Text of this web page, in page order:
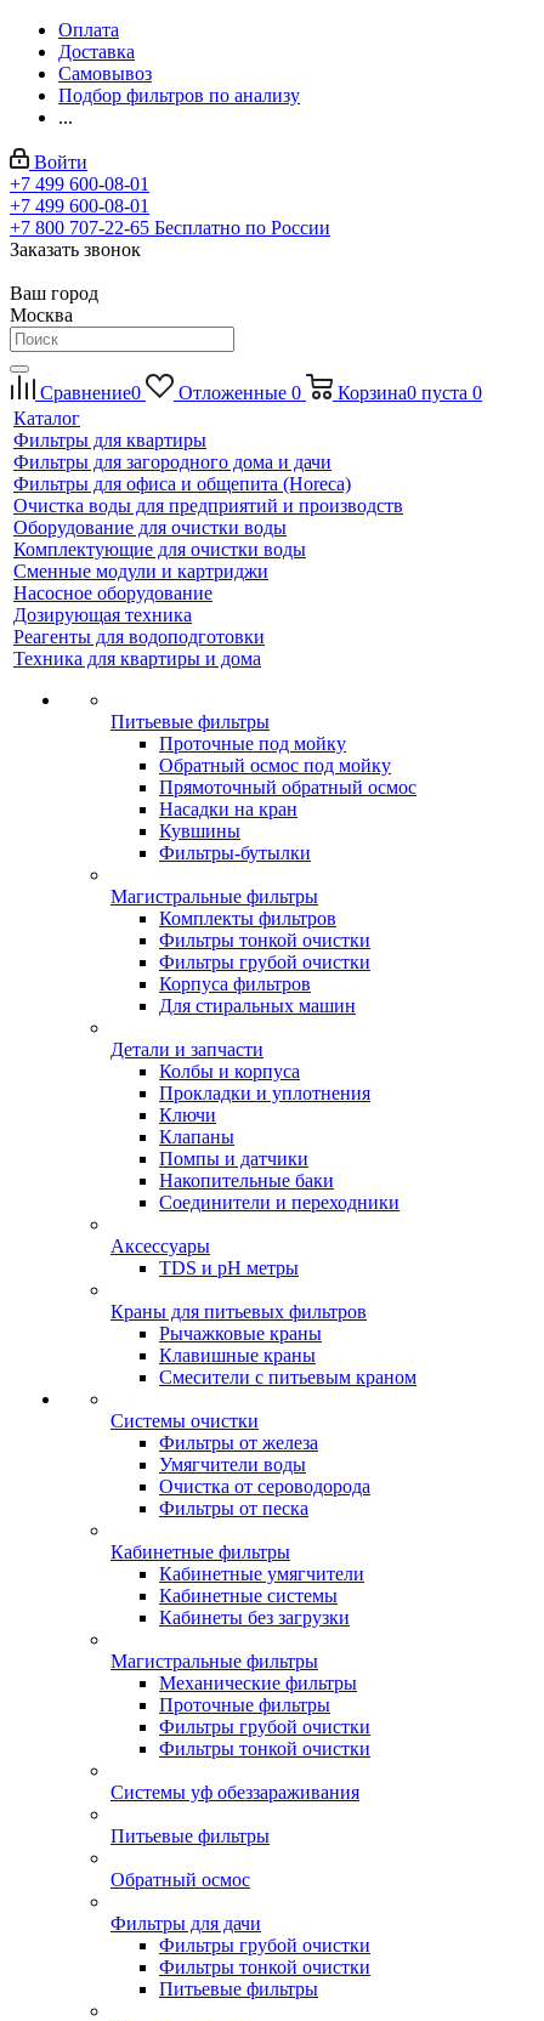
Оплата
Доставка
Самовывоз
Подбор фильтров по анализу
...
Войти
+7 499 600-08-01
+7 499 600-08-01
+7 800 707-22-65 Бесплатно по России
Заказать звонок
Ваш город
Москва
Сравнение0 Отложенные 0 Корзина0 пуста 0
Каталог
Фильтры для квартиры
Фильтры для загородного дома и дачи
Фильтры для офиса и общепита (Horeca)
Очистка воды для предприятий и производств
Оборудование для очистки воды
Комплектующие для очистки воды
Сменные модули и картриджи
Насосное оборудование
Дозирующая техника
Реагенты для водоподготовки
Техника для квартиры и дома
Питьевые фильтры
Проточные под мойку
Обратный осмос под мойку
Прямоточный обратный осмос
Насадки на кран
Кувшины
Фильтры-бутылки
Магистральные фильтры
Комплекты фильтров
Фильтры тонкой очистки
Фильтры грубой очистки
Корпуса фильтров
Для стиральных машин
Детали и запчасти
Колбы и корпуса
Прокладки и уплотнения
Ключи
Клапаны
Помпы и датчики
Накопительные баки
Соединители и переходники
Аксессуары
TDS и pH метры
Краны для питьевых фильтров
Рычажковые краны
Клавишные краны
Смесители с питьевым краном
Системы очистки
Фильтры от железа
Умягчители воды
Очистка от сероводорода
Фильтры от песка
Кабинетные фильтры
Кабинетные умягчители
Кабинетные системы
Кабинеты без загрузки
Магистральные фильтры
Механические фильтры
Проточные фильтры
Фильтры грубой очистки
Фильтры тонкой очистки
Системы уф обеззараживания
Питьевые фильтры
Обратный осмос
Фильтры для дачи
Фильтры грубой очистки
Фильтры тонкой очистки
Питьевые фильтры